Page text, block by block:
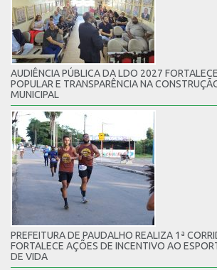
AUDIÊNCIA PÚBLICA DA LDO 2027
POPULAR E TRANSPARÊNCIA NA
MUNICIPAL
PREFEITURA DE PAUDALHO REALIZA 1ª
FORTALECE AÇÕES DE INCENTIVO AO
DE VIDA